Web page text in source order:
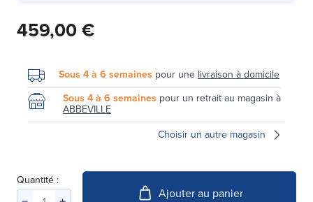
459,00 €
Sous 4 à 6 semaines pour une livraison à domicile
Sous 4 à 6 semaines pour un retrait au magasin à
ABBEVILLE
Choisir un autre magasin
Quantité :
Ajouter au panier